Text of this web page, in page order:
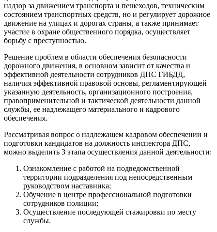
надзор за движением транспорта и пешеходов, техническим
состоянием транспортных средств, но и регулирует дорожное
движение на улицах и дорогах страны, а также принимает
участие в охране общественного порядка, осуществляет
борьбу с преступностью.
Решение проблем в области обеспечения безопасности
дорожного движения, в основном зависит от качества и
эффективной деятельности сотрудников ДПС ГИБДД,
наличия эффективной правовой основы, регламентирующей
указанную деятельность, организационного построения,
правоприменительной и тактической деятельности данной
службы, ее надлежащего материального и кадрового
обеспечения.
Рассматривая вопрос о надлежащем кадровом обеспечении и
подготовки кандидатов на должность инспектора ДПС,
можно выделить 3 этапа осуществления данной деятельности:
Ознакомление с работой на подведомственной
территории подразделения под непосредственным
руководством наставника;
Обучение в центре профессиональной подготовки
сотрудников полиции;
Осуществление последующей стажировки по месту
службы.